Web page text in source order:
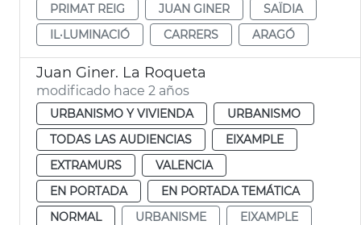
PRIMAT REIG
JUAN GINER
SAÏDIA
IL·LUMINACIÓ
CARRERS ARAGÓ
Juan Giner. La Roqueta
modificado hace 2 años
URBANISMO Y VIVIENDA
URBANISMO
TODAS LAS AUDIENCIAS
EIXAMPLE
EXTRAMURS
VALENCIA
EN PORTADA
EN PORTADA TEMÁTICA
NORMAL
URBANISME
EIXAMPLE